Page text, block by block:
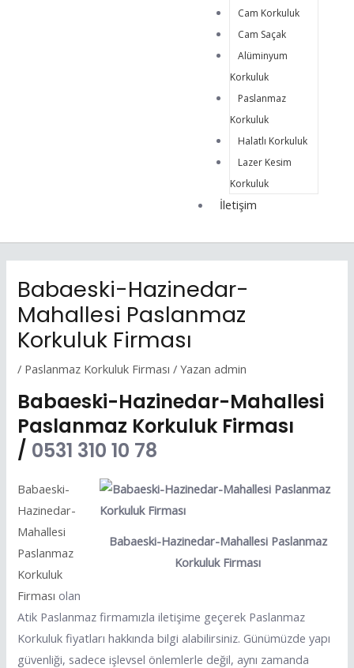
Cam Korkuluk
Cam Saçak
Alüminyum
Korkuluk
Paslanmaz
Korkuluk
Halatlı Korkuluk
Lazer Kesim
Korkuluk
İletişim
Babaeski-Hazinedar-
Mahallesi Paslanmaz
Korkuluk Firması
/ Paslanmaz Korkuluk Firması / Yazan admin
Babaeski-Hazinedar-Mahallesi
Paslanmaz Korkuluk Firması
/ 0531 310 10 78
Babaeski-Hazinedar-Mahallesi Paslanmaz
Korkuluk Firması
Babaeski-
Hazinedar-
Mahallesi
Paslanmaz
Korkuluk
Firması olan
Atik Paslanmaz firmamızla iletişime geçerek Paslanmaz
Korkuluk fiyatları hakkında bilgi alabilirsiniz. Günümüzde yapı
güvenliği, sadece işlevsel önlemlerle değil, aynı zamanda